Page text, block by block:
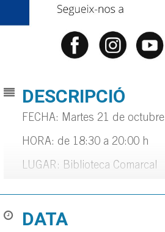
DESCRIPCIÓ
FECHA: Martes 21 de octubre
HORA: de 18:30 a 20:00 h
LUGAR: Biblioteca Comarcal
DATA